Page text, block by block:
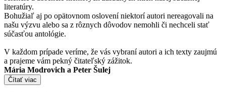
literatúry.
Bohužiaľ aj po opätovnom oslovení niektorí autori nereagovali na
našu výzvu alebo sa z rôznych dôvodov nemohli či nechceli stať
súčasťou antológie.
V každom prípade veríme, že vás vybraní autori a ich texty zaujmú
a prajeme vám pekný čitateľský zážitok.
Mária Modrovich a Peter Šulej
Čítať viac